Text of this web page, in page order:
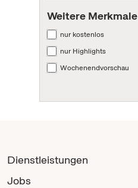
Weitere Merkmale
nur kostenlos
nur Highlights
Wochenendvorschau
Dienstleistungen
Jobs